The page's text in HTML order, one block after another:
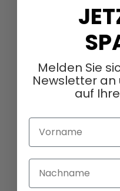
Melden Sie
Newsletter an
auf
Vorname
Nachname